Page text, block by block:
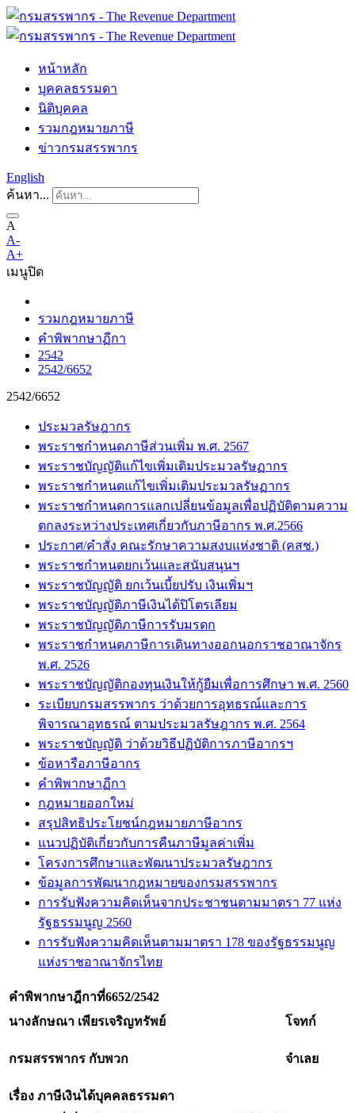
หน้าหลัก
บุคคลธรรมดา
นิติบุคคล
รวมกฎหมายภาษี
ข่าวกรมสรรพากร
English
ค้นหา...
A
A-
A+
เมนูปิด
รวมกฎหมายภาษี
คำพิพากษาฏีกา
2542
2542/6652
2542/6652
ประมวลรัษฎากร
พระราชกำหนดภาษีส่วนเพิ่ม พ.ศ. 2567
พระราชบัญญัติแก้ไขเพิ่มเติมประมวลรัษฏากร
พระราชกำหนดแก้ไขเพิ่มเติมประมวลรัษฏากร
พระราชกำหนดการแลกเปลี่ยนข้อมูลเพื่อปฏิบัติตามความ
ตกลงระหว่างประเทศเกี่ยวกับภาษีอากร พ.ศ.2566
ประกาศ/คำสั่ง คณะรักษาความสงบแห่งชาติ (คสช.)
พระราชกำหนดยกเว้นและสนับสนุนฯ
พระราชบัญญัติ ยกเว้นเบี้ยปรับ เงินเพิ่มฯ
พระราชบัญญัติภาษีเงินได้ปิโตรเลียม
พระราชบัญญัติภาษีการรับมรดก
พระราชกำหนดภาษีการเดินทางออกนอกราชอาณาจักร
พ.ศ. 2526
พระราชบัญญัติกองทุนเงินให้กู้ยืมเพื่อการศึกษา พ.ศ. 2560
ระเบียบกรมสรรพากร ว่าด้วยการอุทธรณ์และการ
พิจารณาอุทธรณ์ ตามประมวลรัษฎากร พ.ศ. 2564
พระราชบัญญัติ ว่าด้วยวิธีปฏิบัติการภาษีอากรฯ
ข้อหารือภาษีอากร
คำพิพากษาฏีกา
กฎหมายออกใหม่
สรุปสิทธิประโยชน์กฎหมายภาษีอากร
แนวปฏิบัติเกี่ยวกับการคืนภาษีมูลค่าเพิ่ม
โครงการศึกษาและพัฒนาประมวลรัษฎากร
ข้อมูลการพัฒนากฎหมายของกรมสรรพากร
การรับฟังความคิดเห็นจากประชาชนตามมาตรา 77 แห่ง
รัฐธรรมนูญ 2560
การรับฟังความคิดเห็นตามมาตรา 178 ของรัฐธรรมนูญ
แห่งราชอาณาจักรไทย
คำพิพากษาฎีกาที่6652/2542
นางลักษณา เพียรเจริญทรัพย์
โจทก์
กรมสรรพากร กับพวก จำเลย
เรื่อง ภาษีเงินได้บุคคลธรรมดา